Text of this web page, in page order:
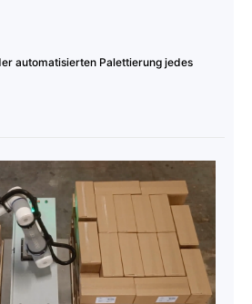
automatisierten Palettierung jedes